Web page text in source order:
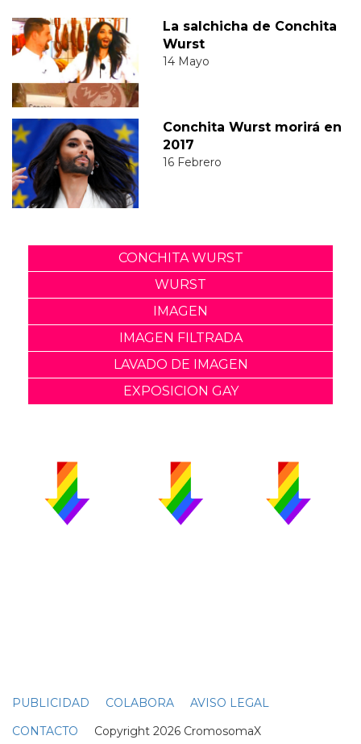
La salchicha de Conchita
Wurst
14 Mayo
Conchita Wurst morirá en
2017
16 Febrero
CONCHITA WURST
WURST
IMAGEN
IMAGEN FILTRADA
LAVADO DE IMAGEN
EXPOSICION GAY
PUBLICIDAD COLABORA
AVISO LEGAL
CONTACTO Copyright 2026 CromosomaX